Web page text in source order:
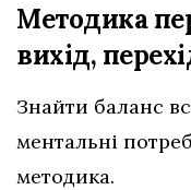
Методика
вихід,
Знайти баланс
ментальні
методика.